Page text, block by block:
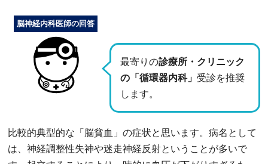
最寄りの診療所・クリニック
の「循環器内科」 受診を推奨
します。
脳神経内科医師の回答
比較的典型的な「脳貧血」の症状と思います。病名として
は、神経調整性失神や迷走神経反射ということが多いで